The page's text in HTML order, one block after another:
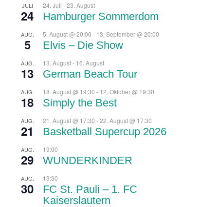
JULI
24
24. Juli -23. August
Hamburger Sommerdom
AUG.
5
5. August @ 20:00 - 13. September @ 20:00
Elvis – Die Show
AUG.
13
13. August- 16. August
German Beach Tour
AUG.
18
18. August @ 19:30 - 12. Oktober @ 19:30
Simply the Best
AUG.
21
21. August @ 17:30 -22. August @ 17:30
Basketball Supercup 2026
AUG.
29
19:00
WUNDERKINDER
AUG.
30
13:30
FC St. Pauli – 1. FC
Kaiserslautern